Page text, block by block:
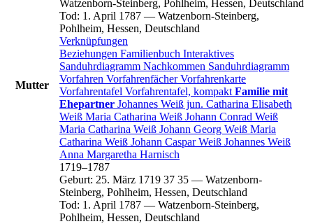
Mutter
Watzenborn-Steinberg, Pohlheim, Hessen, Deutschland
Tod: 1. April 1787 — Watzenborn-Steinberg,
Pohlheim, Hessen, Deutschland
Verknüpfungen
Beziehungen Familienbuch Interaktives
Sanduhrdiagramm Nachkommen Sanduhrdiagramm
Vorfahren VorfahrenfächerVorfahrenkarte
Vorfahrentafel Vorfahrentafel, kompakt Familie mit
Ehepartner Johannes Weiß jun. Catharina Elisabeth
Weiß Maria Catharina Weiß Johann Conrad Weiß
Maria Catharina Weiß Johann Georg Weiß Maria
Catharina Weiß Johann CasparWeiß Johannes Weiß
Anna Margaretha Harnisch
1719–1787
Geburt: 25. März 1719 37 35 — Watzenborn-
Steinberg, Pohlheim, Hessen, Deutschland
Tod: 1. April 1787 — Watzenborn-Steinberg,
Pohlheim, Hessen, Deutschland